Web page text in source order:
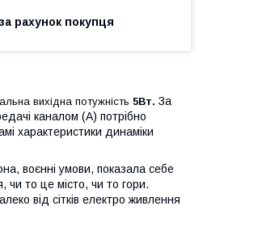
за рахунок покупця
вихідна потужність 5Вт. За
каналом (А) потрібно
характеристики динаміки
воєнні умови, показала себе
чи то це місто, чи то гори.
від сітків електро живлення